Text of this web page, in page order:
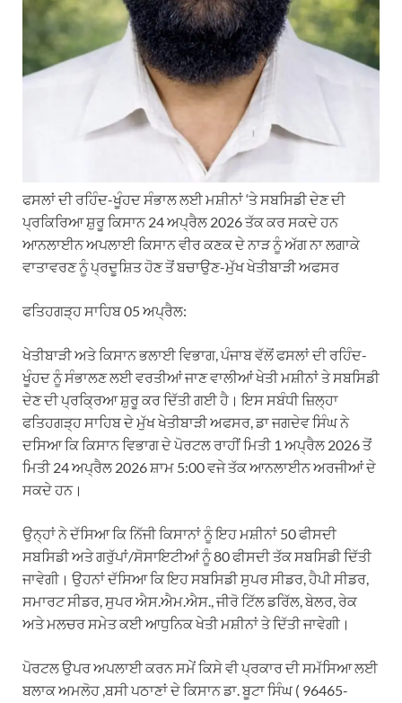
ਫਸਲਾਂ ਦੀ ਰਹਿੰਦ-ਖੂੰਹਦ ਸੰਭਾਲ ਲਈ ਮਸ਼ੀਨਾਂ ‘ਤੇ ਸਬਸਿਡੀ ਦੇਣ ਦੀ
ਪ੍ਰਕਿਰਿਆ ਸ਼ੁਰੂ ਕਿਸਾਨ 24 ਅਪ੍ਰੈਲ 2026 ਤੱਕ ਕਰ ਸਕਦੇ ਹਨ
ਆਨਲਾਈਨ ਅਪਲਾਈ ਕਿਸਾਨ ਵੀਰ ਕਣਕ ਦੇ ਨਾੜ ਨੂੰ ਅੱਗ ਨਾ ਲਗਾਕੇ
ਵਾਤਾਵਰਣ ਨੂੰ ਪ੍ਰਦੂਸ਼ਿਤ ਹੋਣ ਤੋਂ ਬਚਾਉਣ-ਮੁੱਖ ਖੇਤੀਬਾੜੀ ਅਫਸਰ
ਫਤਿਹਗੜ੍ਹ ਸਾਹਿਬ 05 ਅਪ੍ਰੈਲ:
ਖੇਤੀਬਾੜੀ ਅਤੇ ਕਿਸਾਨ ਭਲਾਈ ਵਿਭਾਗ, ਪੰਜਾਬ ਵੱਲੋਂ ਫਸਲਾਂ ਦੀ ਰਹਿੰਦ-
ਖੂੰਹਦ ਨੂੰ ਸੰਭਾਲਣ ਲਈ ਵਰਤੀਆਂ ਜਾਣ ਵਾਲੀਆਂ ਖੇਤੀ ਮਸ਼ੀਨਾਂ ਤੇ ਸਬਸਿਡੀ
ਦੇਣ ਦੀ ਪ੍ਰਕ੍ਰਿਆ ਸ਼ੁਰੂ ਕਰ ਦਿੱਤੀ ਗਈ ਹੈ। ਇਸ ਸਬੰਧੀ ਜ਼ਿਲ੍ਹਾ
ਫਤਿਹਗੜ੍ਹ ਸਾਹਿਬ ਦੇ ਮੁੱਖ ਖੇਤੀਬਾੜੀ ਅਫਸਰ, ਡਾ ਜਗਦੇਵ ਸਿੰਘ ਨੇ
ਦਸਿਆ ਕਿ ਕਿਸਾਨ ਵਿਭਾਗ ਦੇ ਪੋਰਟਲ ਰਾਹੀਂ ਮਿਤੀ 1 ਅਪ੍ਰੈਲ 2026 ਤੋਂ
ਮਿਤੀ 24 ਅਪ੍ਰੈਲ 2026 ਸ਼ਾਮ 5:00 ਵਜੇ ਤੱਕ ਆਨਲਾਈਨ ਅਰਜੀਆਂ ਦੇ
ਸਕਦੇ ਹਨ।
ਉਨ੍ਹਾਂ ਨੇ ਦੱਸਿਆ ਕਿ ਨਿੱਜੀ ਕਿਸਾਨਾਂ ਨੂੰ ਇਹ ਮਸ਼ੀਨਾਂ 50 ਫੀਸਦੀ
ਸਬਸਿਡੀ ਅਤੇ ਗਰੁੱਪਾਂ/ਸੋਸਾਇਟੀਆਂ ਨੂੰ 80 ਫੀਸਦੀ ਤੱਕ ਸਬਸਿਡੀ ਦਿੱਤੀ
ਜਾਵੇਗੀ। ਉਹਨਾਂ ਦੱਸਿਆ ਕਿ ਇਹ ਸਬਸਿਡੀ ਸੁਪਰ ਸੀਡਰ, ਹੈਪੀ ਸੀਡਰ,
ਸਮਾਰਟ ਸੀਡਰ, ਸੁਪਰ ਐਸ.ਐਮ.ਐਸ., ਜੀਰੋ ਟਿੱਲ ਡਰਿੱਲ, ਬੇਲਰ, ਰੇਕ
ਅਤੇ ਮਲਚਰ ਸਮੇਤ ਕਈ ਆਧੁਨਿਕ ਖੇਤੀ ਮਸ਼ੀਨਾਂ ਤੇ ਦਿੱਤੀ ਜਾਵੇਗੀ।
ਪੋਰਟਲ ਉਪਰ ਅਪਲਾਈ ਕਰਨ ਸਮੇਂ ਕਿਸੇ ਵੀ ਪ੍ਰਕਾਰ ਦੀ ਸਮੱਸਿਆ ਲਈ
ਬਲਾਕ ਅਮਲੋਹ ,ਬਸੀ ਪਠਾਣਾਂ ਦੇ ਕਿਸਾਨ ਡਾ. ਬੂਟਾ ਸਿੰਘ ( 96465-